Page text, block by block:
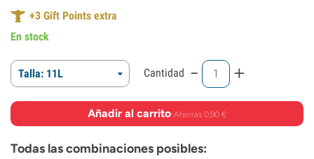
+3 Gift Points extra
En stock
Talla: 11L Cantidad - +
Añadir al carrito·Ahorras 0,90 €
Todas las combinaciones posibles: